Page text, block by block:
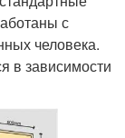
с
человека.
в зависимости